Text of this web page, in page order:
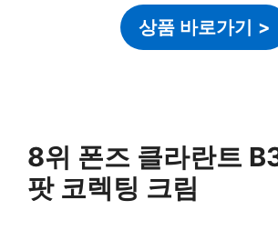
상품 바로가기 >
8위 폰즈 클라란트
팟 코렉팅 크림